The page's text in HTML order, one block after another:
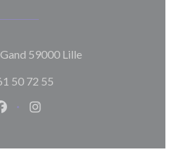
59000 Lille((abre numa nova
50 72 55
Facebook ((abre numa nova
Instagram ((abre numa